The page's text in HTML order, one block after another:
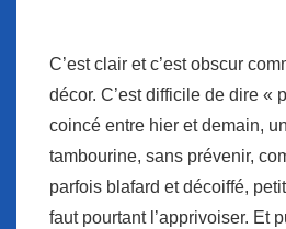
C’est clair et c’est obscur
décor. C’est difficile de dire «
coincé entre hier et demain,
tambourine, sans prévenir,
parfois blafard et décoiffé,
faut pourtant l’apprivoiser. Et